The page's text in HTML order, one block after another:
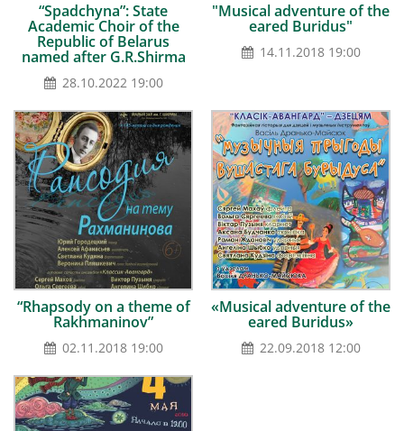
“Spadchyna”: State
Academic Choir of the
Republic of Belarus
named after G.R.Shirma
28.10.2022 19:00
"Musical adventure of the
eared Buridus"
14.11.2018 19:00
“Rhapsody on a theme of
Rakhmaninov”
02.11.2018 19:00
«Musical adventure of the
eared Buridus»
22.09.2018 12:00